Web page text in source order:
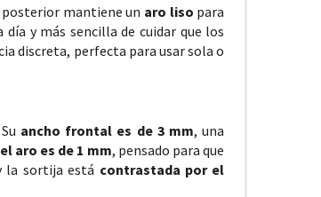
mantiene un aro liso para
y más sencilla de cuidar que los
discreta, perfecta para usar sola o
ancho frontal es de 3 mm, una
aro es de 1 mm, pensado para que
sortija está contrastada por el